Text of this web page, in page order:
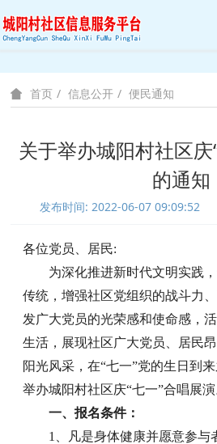
首页 信息公开 便民通知
关于举办城阳村社区庆
的通知
发布时间: 2022-06-07 09:09:52
各位党员、 居民:
为深化推进新时代文明实践
传统，增强社区党组织的战斗力
发广大党员的光荣感和使命感，
生活，展现社区广大党员、居民
阳光风采，在“七一”党的生日到
举办城阳村社区庆“七一”合唱展演
一、报名条件：
1、凡是身体健康并愿意参与